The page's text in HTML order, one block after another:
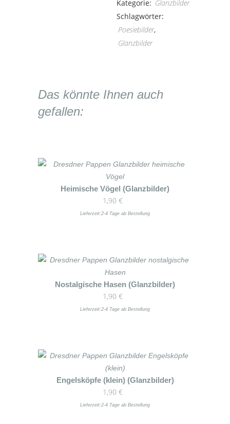
Kindern
(Glanzbilder)
Kategorie: Glanzbilder
Schlagwörter:
Poesiebilder,
Glanzbilder
Das könnte Ihnen auch
gefallen:
Heimische Vögel (Glanzbilder)
1,90 €
Lieferzeit:2-4 Tage ab Bestellung
Nostalgische Hasen (Glanzbilder)
1,90 €
Lieferzeit:2-4 Tage ab Bestellung
Engelsköpfe (klein) (Glanzbilder)
1,90 €
Lieferzeit:2-4 Tage ab Bestellung